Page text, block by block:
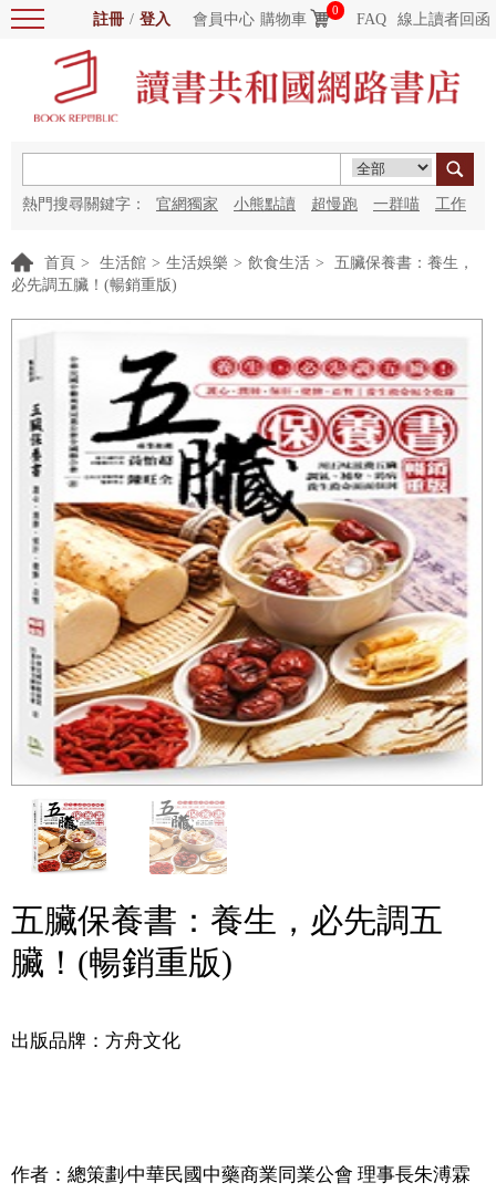
註冊 / 登入 會員中心 購物車
0
FAQ 線上讀者回函
熱門搜尋關鍵字： 官網獨家 小熊點讀 超慢跑 一群喵 工作
首頁 > 生活館 > 生活娛樂 > 飲食生活 >
五臟保養書：養生，
必先調五臟！(暢銷重版)
五臟保養書：養生，必先調五
臟！(暢銷重版)
出版品牌：方舟文化
作者： 總策劃∕中華民國中藥商業同業公會 理事長朱溥霖